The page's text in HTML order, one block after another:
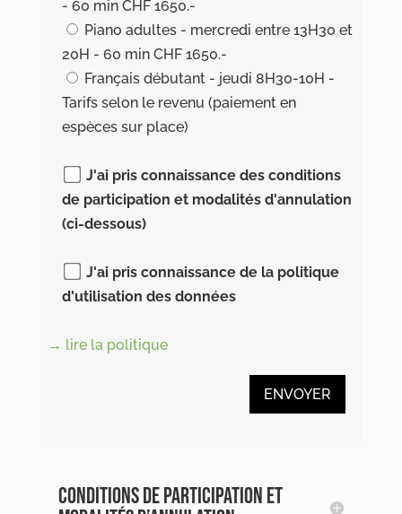
- 60 min CHF 1650.-
Piano adultes - mercredi entre 13H30 et
20H - 60 min CHF 1650.-
Français débutant - jeudi 8H30-10H -
Tarifs selon le revenu (paiement en
espèces sur place)
J'ai pris connaissance des conditions
de participation et modalités d'annulation
(ci-dessous)
J'ai pris connaissance de la politique
d'utilisation des données
→ lire la politique
CONDITIONS DE PARTICIPATION ET